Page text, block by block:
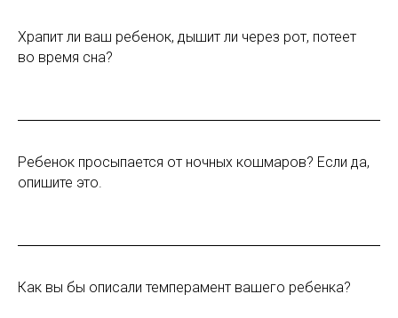
Храпит ли ваш ребенок, дышит ли через рот, потеет
во время сна?
Ребенок просыпается от ночных кошмаров? Если да,
опишите это.
Как вы бы описали темперамент вашего ребенка?